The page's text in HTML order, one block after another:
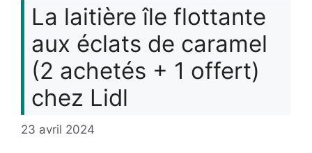
La laitière île flottante
aux éclats de caramel
(2 achetés + 1 offert)
chez Lidl
23 avril 2024